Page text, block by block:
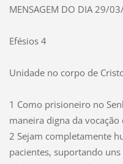
MENSAGEM DO DIA 29/
Efésios 4
Unidade no corpo de
1 Como prisioneiro no
maneira digna da vocação
2 Sejam completamente
pacientes, suportando